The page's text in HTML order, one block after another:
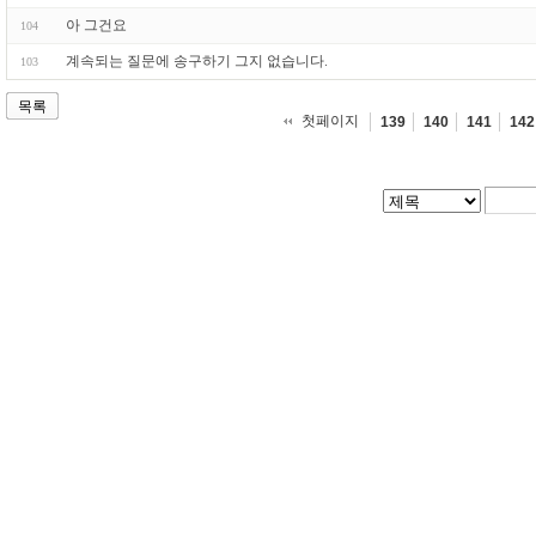
104 아 그건요
103 계속되는 질문에 송구하기 그지 없습니다.
목록
첫페이지
139 140 141 142